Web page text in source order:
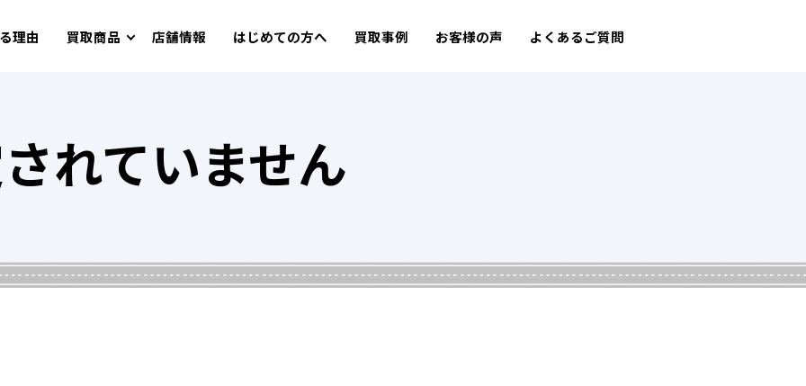
理由 買取商品 店舗情報 はじめての方へ 買取事例 お客様の声 よくあるご質問
れていません